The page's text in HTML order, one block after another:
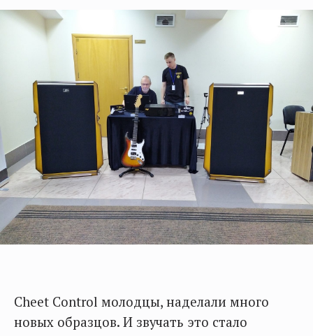
Cheet Control молодцы, наделали много
новых образцов. И звучать это стало